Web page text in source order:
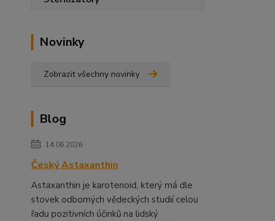
Novinky
Zobrazit všechny novinky
Blog
14.06.2026
Český Astaxanthin
Astaxanthin je karotenoid, který má dle
stovek odborných vědeckých studií celou
řadu pozitivních účinků na lidský